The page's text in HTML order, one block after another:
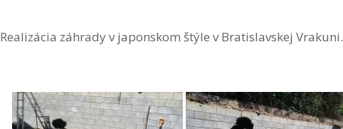
Realizácia záhrady v japonskom štýle v Bratislavskej Vrakuni.